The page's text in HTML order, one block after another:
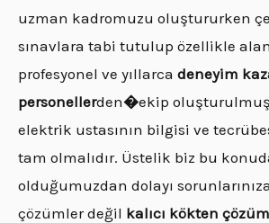
uzman kadromuzu oluştururken
sınavlara tabi tutulup özellikle
profesyonel ve yıllarca deneyim
personellerden�ekip
elektrik ustasının bilgisi ve
tam olmalıdır. Üstelik biz bu
olduğumuzdan dolayı
çözümler değil kalıcı kökten